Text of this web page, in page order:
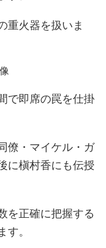
重火器を扱いま
で即席の罠を仕掛
僚・マイケル・ガ
に槇村香にも伝授
を正確に把握する
。